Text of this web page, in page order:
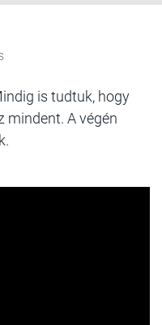
is tudtuk, hogy
mindent. A végén